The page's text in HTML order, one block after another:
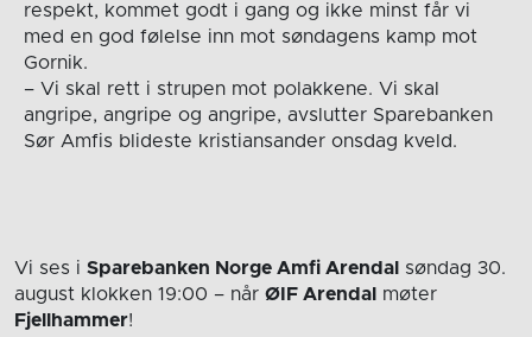
respekt, kommet godt i gang og ikke minst får vi
med en god følelse inn mot søndagens kamp mot
Gornik.
– Vi skal rett i strupen mot polakkene. Vi skal
angripe, angripe og angripe, avslutter Sparebanken
Sør Amfis blideste kristiansander onsdag kveld.
Vi ses i Sparebanken Norge Amfi Arendal
søndag 30.
august klokken 19:00 – når ØIF Arendal
møter
Fjellhammer!